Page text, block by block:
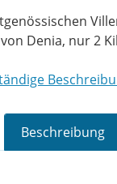
Denia, nur 2
192
von 60
für 2
Beschreibung